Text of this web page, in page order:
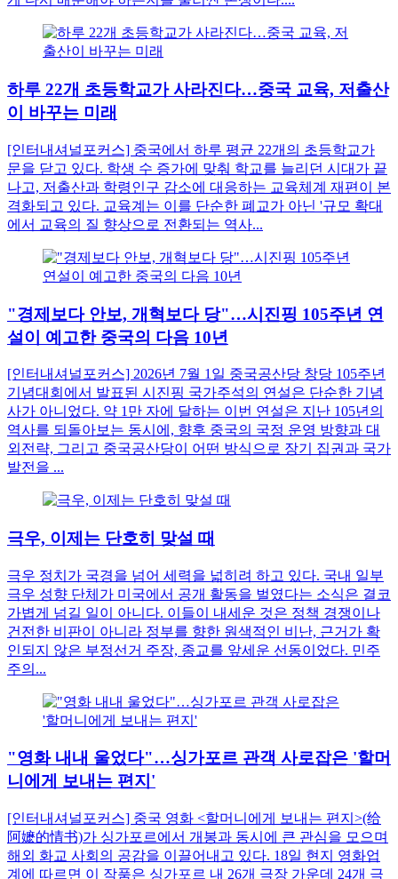
하루 22개 초등학교가 사라진다…중국 교육, 저출산
이 바꾸는 미래
[인터내셔널포커스] 중국에서 하루 평균 22개의 초등학교가
문을 닫고 있다. 학생 수 증가에 맞춰 학교를 늘리던 시대가 끝
나고, 저출산과 학령인구 감소에 대응하는 교육체계 재편이 본
격화되고 있다. 교육계는 이를 단순한 폐교가 아닌 '규모 확대
에서 교육의 질 향상으로 전환되는 역사...
"경제보다 안보, 개혁보다 당"…시진핑 105주년 연
설이 예고한 중국의 다음 10년
[인터내셔널포커스] 2026년 7월 1일 중국공산당 창당 105주년
기념대회에서 발표된 시진핑 국가주석의 연설은 단순한 기념
사가 아니었다. 약 1만 자에 달하는 이번 연설은 지난 105년의
역사를 되돌아보는 동시에, 향후 중국의 국정 운영 방향과 대
외전략, 그리고 중국공산당이 어떤 방식으로 장기 집권과 국가
발전을 ...
극우, 이제는 단호히 맞설 때
극우 정치가 국경을 넘어 세력을 넓히려 하고 있다. 국내 일부
극우 성향 단체가 미국에서 공개 활동을 벌였다는 소식은 결코
가볍게 넘길 일이 아니다. 이들이 내세운 것은 정책 경쟁이나
건전한 비판이 아니라 정부를 향한 원색적인 비난, 근거가 확
인되지 않은 부정선거 주장, 종교를 앞세운 선동이었다. 민주
주의...
"영화 내내 울었다"…싱가포르 관객 사로잡은 '할머
니에게 보내는 편지'
[인터내셔널포커스] 중국 영화 <할머니에게 보내는 편지>(给
阿嬷的情书)가 싱가포르에서 개봉과 동시에 큰 관심을 모으며
해외 화교 사회의 공감을 이끌어내고 있다. 18일 현지 영화업
계에 따르면 이 작품은 싱가포르 내 26개 극장 가운데 24개 극